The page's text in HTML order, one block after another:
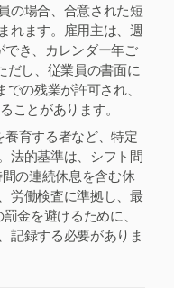
の場合、合意された短
れます。雇用主は、週
き、カレンダー年ご
だし、従業員の書面に
の残業が許可され、
ことがあります。
育する者など、特定
法的基準は、シフト間
の連続休息を含む休
労働検査に準拠し、最
金を避けるために、
記録する必要がありま